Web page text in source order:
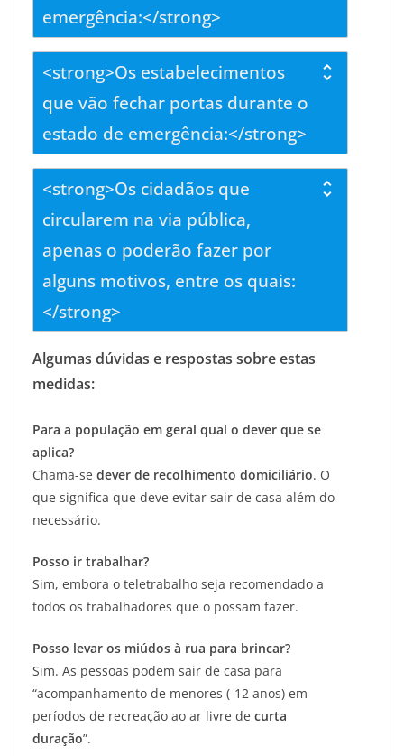
emergência:</strong>
<strong>Os estabelecimentos
que vão fechar portas durante o
estado de emergência:</strong>
<strong>Os cidadãos que
circularem na via pública,
apenas o poderão fazer por
alguns motivos, entre os quais:
</strong>
Algumas dúvidas e respostas sobre estas
medidas:
Para a população em geral qual o dever que se
aplica?
Chama-se dever de recolhimento domiciliário. O
que significa que deve evitar sair de casa além do
necessário.
Posso ir trabalhar?
Sim, embora o teletrabalho seja recomendado a
todos os trabalhadores que o possam fazer.
Posso levar os miúdos à rua para brincar?
Sim. As pessoas podem sair de casa para
“acompanhamento de menores (-12 anos) em
períodos de recreação ao ar livre de curta
duração”.